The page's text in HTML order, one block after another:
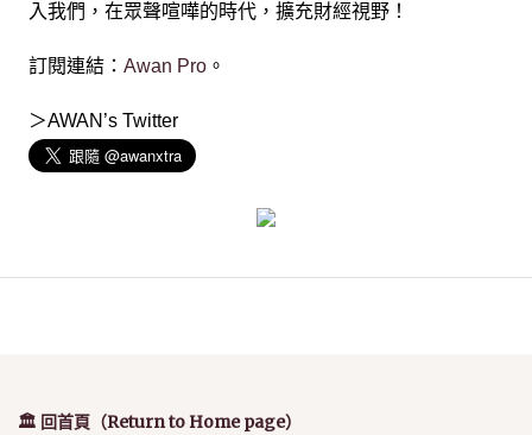
入我們，在眾聲喧嘩的時代，擴充財經視野！
訂閱連結： Awan Pro 。
＞AWAN’s Twitter
🏛️ 回首頁（Return to Home page）